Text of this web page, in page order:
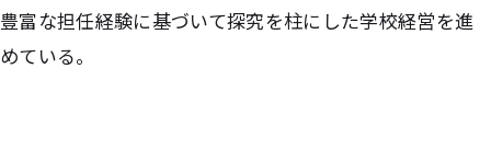
豊富な担任経験に基づいて探究を柱にした学校経営を進
めている。